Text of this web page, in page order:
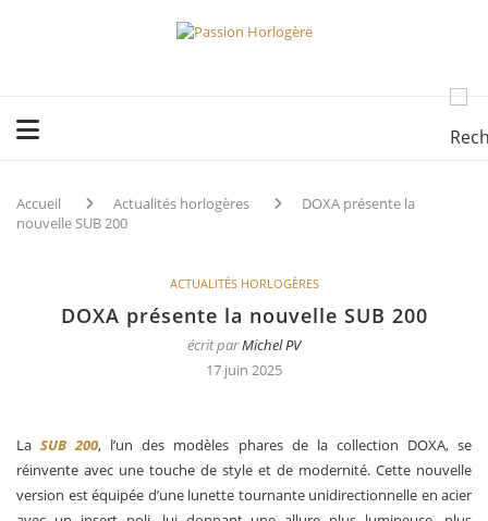
Accueil Actualités horlogères
DOXA présente la
nouvelle SUB 200
ACTUALITÉS HORLOGÈRES
DOXA présente la nouvelle SUB 200
écrit parMichel PV
17 juin 2025
LaSUB 200, l’un des modèles phares de la collection DOXA, se
réinvente avec une touche de style et de modernité. Cette nouvelle
version est équipée d’une lunette tournante unidirectionnelle en acier